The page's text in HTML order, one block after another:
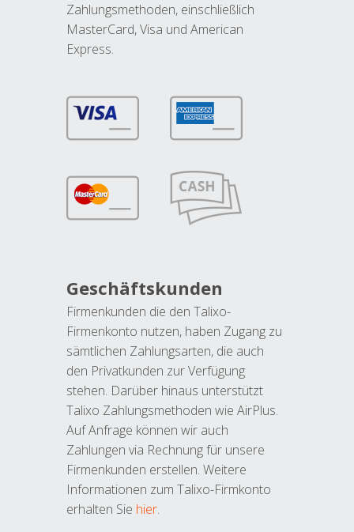
Zahlungsmethoden, einschließlich
MasterCard, Visa und American
Express.
Geschäftskunden
Firmenkunden die den Talixo-
Firmenkonto nutzen, haben Zugang zu
sämtlichen Zahlungsarten, die auch
den Privatkunden zur Verfügung
stehen. Darüber hinaus unterstützt
Talixo Zahlungsmethoden wie AirPlus.
Auf Anfrage können wir auch
Zahlungen via Rechnung für unsere
Firmenkunden erstellen. Weitere
Informationen zum Talixo-Firmkonto
erhalten Sie hier.